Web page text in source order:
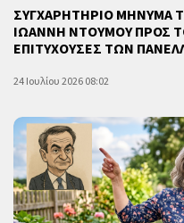
ΣΥΓΧΑΡΗΤΗΡΙΟ ΜΗΝΥΜΑ
ΙΩΑΝΝΗ ΝΤΟΥΜΟΥ ΠΡΟΣ
ΕΠΙΤΥΧΟΥΣΕΣ ΤΩΝ
24 Ιουλίου 2026 08:02